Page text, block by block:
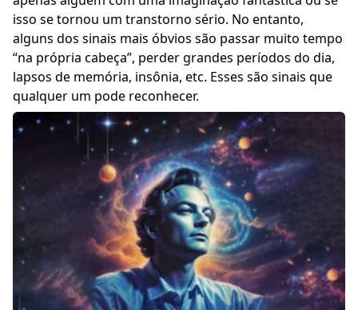
isso se tornou um transtorno sério. No entanto,
alguns dos sinais mais óbvios são passar muito tempo
“na própria cabeça”, perder grandes períodos do dia,
lapsos de memória, insônia, etc. Esses são sinais que
qualquer um pode reconhecer.